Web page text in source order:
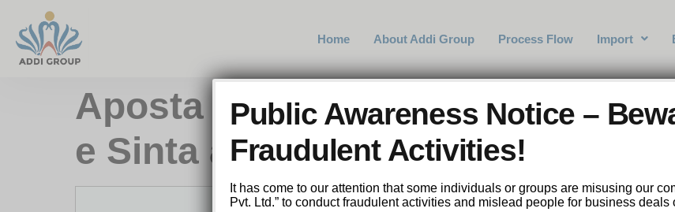
Home About Addi Group Process Flow Import
Aposta e Multiplica Teste Grátis
e Sinta a Emoção dos 720
Public Awareness Notice –
Fraudulent Activities!
It has come to our attention that some individuals or groups are misusing our
Pvt. Ltd.” to conduct fraudulent activities and mislead people for business deals